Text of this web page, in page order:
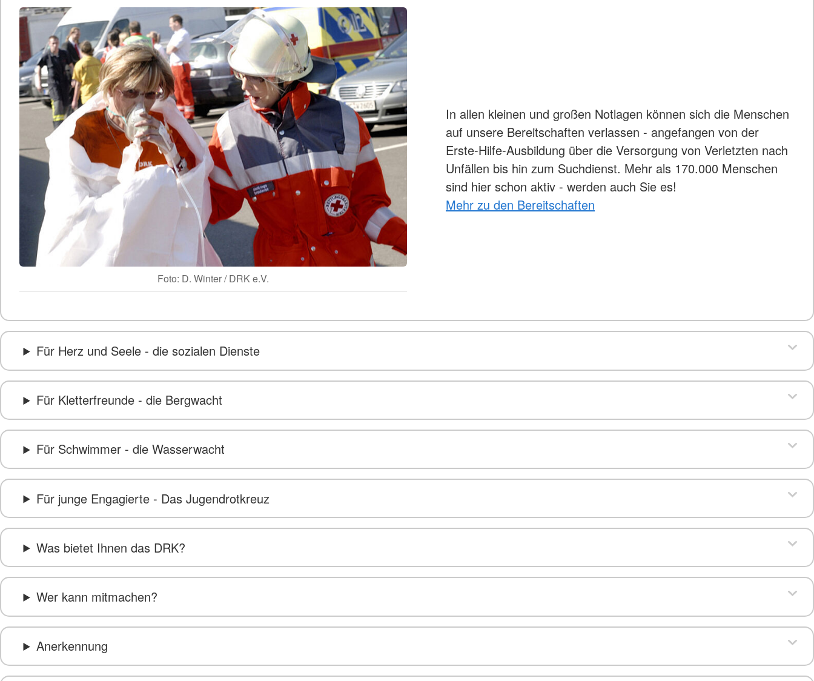
Foto: D. Winter / DRK e.V.
In allen kleinen und großen Notlagen können sich die Menschen
auf unsere Bereitschaften verlassen - angefangen von der
Erste-Hilfe-Ausbildung über die Versorgung von Verletzten nach
Unfällen bis hin zum Suchdienst. Mehr als 170.000 Menschen
sind hier schon aktiv - werden auch Sie es!
Mehr zu den Bereitschaften
Für Herz und Seele - die sozialen Dienste
Für Kletterfreunde - die Bergwacht
Für Schwimmer - die Wasserwacht
Für junge Engagierte - Das Jugendrotkreuz
Was bietet Ihnen das DRK?
Wer kann mitmachen?
Anerkennung